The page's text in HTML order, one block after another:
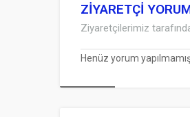
ZİYARETÇİ
Ziyaretçilerimiz
Henüz yorum